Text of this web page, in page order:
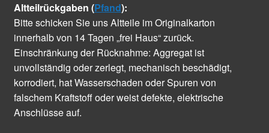
Altteilrückgaben (Pfand):
Bitte schicken Sie uns Altteile im Originalkarton
innerhalb von 14 Tagen „frei Haus“ zurück.
Einschränkung der Rücknahme: Aggregat ist
unvollständig oder zerlegt, mechanisch beschädigt,
korrodiert, hat Wasserschaden oder Spuren von
falschem Kraftstoff oder weist defekte, elektrische
Anschlüsse auf.